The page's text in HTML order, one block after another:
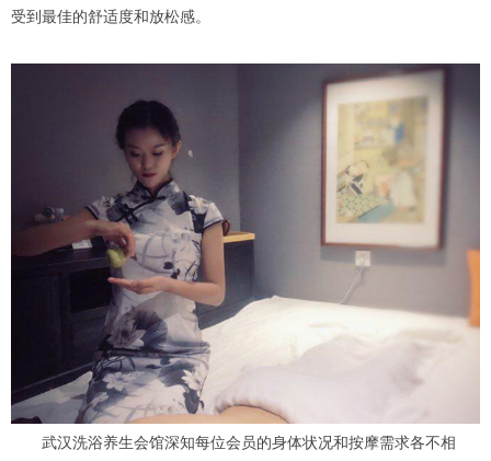
受到最佳的舒适度和放松感。
武汉洗浴养生会馆深知每位会员的身体状况和按摩需求各不相